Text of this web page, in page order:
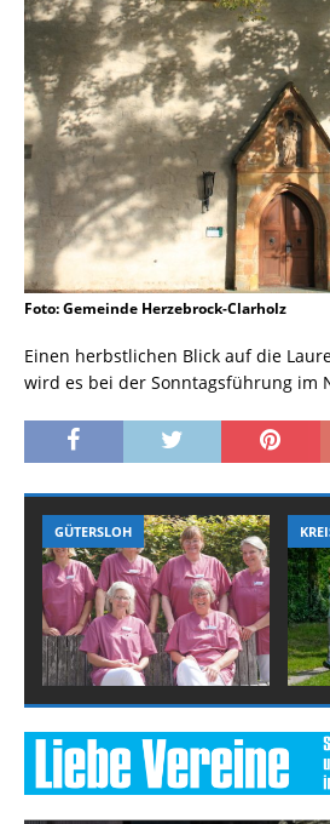
Foto: Gemeinde Herzebrock-Clarholz
Einen herbstlichen Blick auf die
wird es bei der Sonntagsführung im
GÜTERSLOH